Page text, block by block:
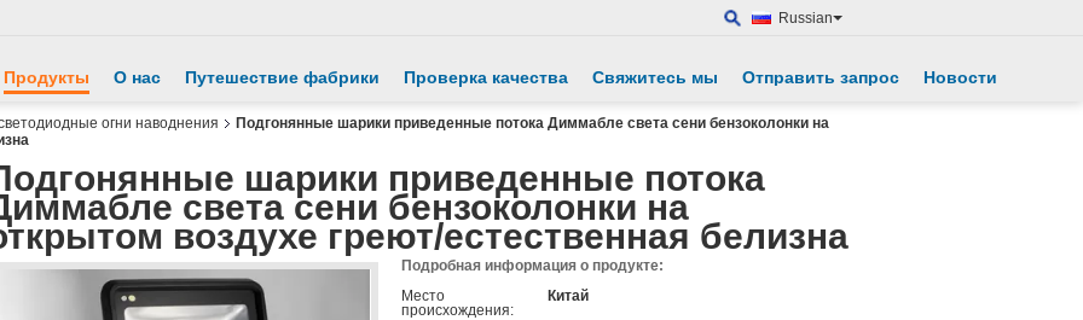
Russian
Продукты О нас Путешествие фабрики Проверка качества Свяжитесь мы Отправить запрос Новости
огни наводнения
Подгонянные шарики приведенные потока Диммабле света сени бензоколонки на
шарики приведенные потока
света сени бензоколонки на
воздухе греют/естественная белизна
Подробная информация о продукте:
Место
происхождения:
Китай